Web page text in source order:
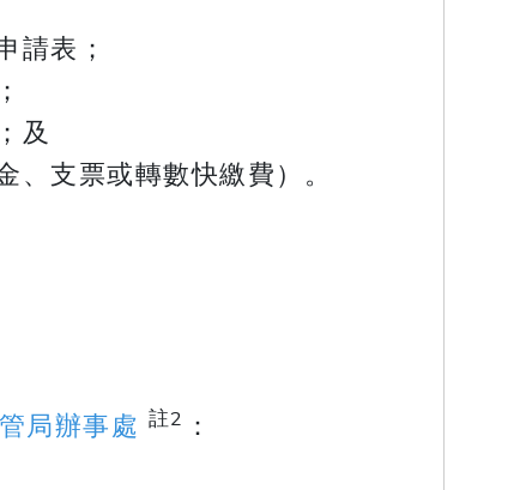
表；
及
、支票或轉數快繳費）。
局辦事處 註2 ：